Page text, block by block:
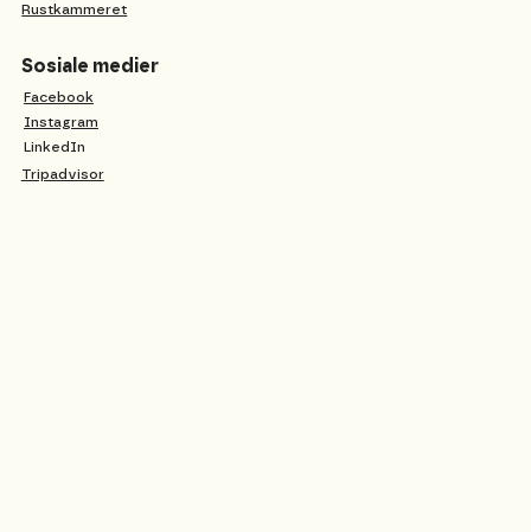
Sosiale medier
Facebook
Instagram
LinkedIn
Tripadvisor
Rustkammeret